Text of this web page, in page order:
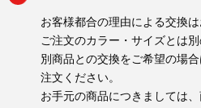
お客様都合の理由による交換
ご注文のカラー・サイズとは
別商品との交換をご希望の場
注文ください。
お手元の商品につきましては